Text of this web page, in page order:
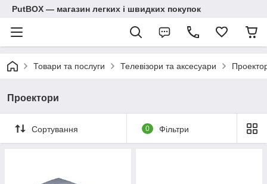
PutBOX — магазин легких і швидких покупок
Товари та послуги Телевізори та аксесуари
Проектори
Сортування 0 Фільтри